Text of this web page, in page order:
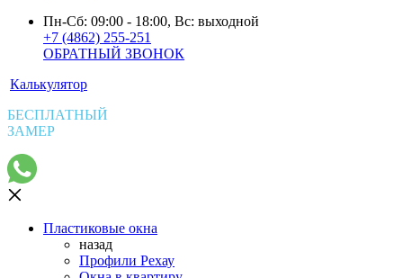
Пн-Сб: 09:00 - 18:00, Вс: выходной
+7 (4862) 255-251
ОБРАТНЫЙ ЗВОНОК
Калькулятор
БЕСПЛАТНЫЙ
ЗАМЕР
Пластиковые окна
назад
Профили Рехау